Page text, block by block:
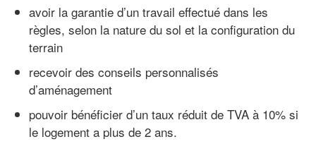
avoir la garantie d’un travail effectué dans les
règles, selon la nature du sol et la configuration du
terrain
recevoir des conseils personnalisés
d’aménagement
pouvoir bénéficier d’un taux réduit de TVA à 10% si
le logement a plus de 2 ans.